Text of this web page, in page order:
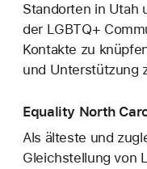
Standorten in Utah
der LGBTQ+
Kontakte zu
und Unterstützung
Equality North
Als älteste und
Gleichstellung von